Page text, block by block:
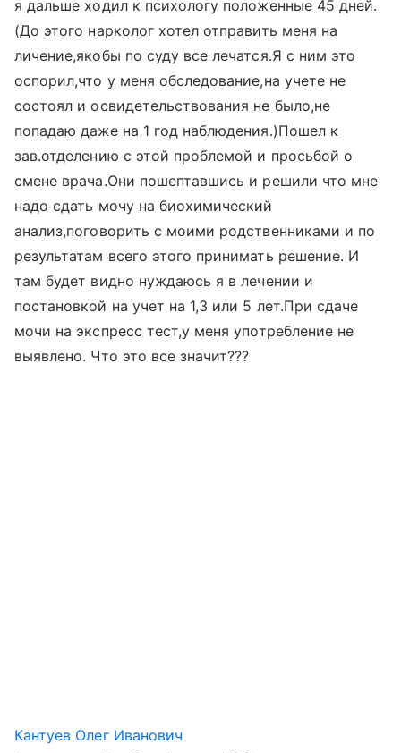
я дальше ходил к психологу положенные 45 дней.
(До этого нарколог хотел отправить меня на
личение,якобы по суду все лечатся.Я с ним это
оспорил,что у меня обследование,на учете не
состоял и освидетельствования не было,не
попадаю даже на 1 год наблюдения.)Пошел к
зав.отделению с этой проблемой и просьбой о
смене врача.Они пошептавшись и решили что мне
надо сдать мочу на биохимический
анализ,поговорить с моими родственниками и по
результатам всего этого принимать решение. И
там будет видно нуждаюсь я в лечении и
постановкой на учет на 1,3 или 5 лет.При сдаче
мочи на экспресс тест,у меня употребление не
выявлено. Что это все значит???
Кантуев Олег Иванович